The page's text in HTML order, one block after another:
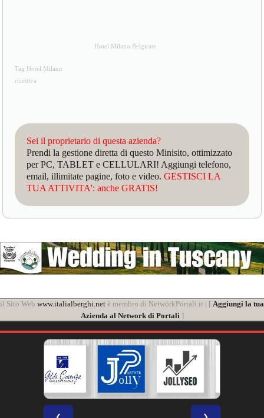
Hotel Milano Belgirate
Tag Hotel Milano
ricettiva
Sei il proprietario di questa azienda?
Prendi la gestione diretta di questo Minisito, ottimizzato
per PC, TABLET e CELLULARI! Aggiungi telefono,
email, illimitate pagine, foto e video.GESTISCI LA
TUA ATTIVITA': anche GRATIS!
il Sito Web www.italialberghi.net è membro di NetworkPortali.it | [ Aggiungi la tua
Azienda al Network di Portali]